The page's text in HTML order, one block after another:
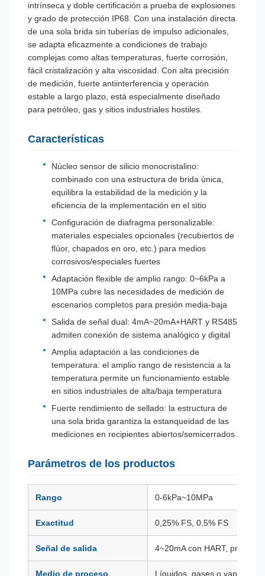
intrínseca y doble certificación a prueba de explosiones
y grado de protección IP68. Con una instalación directa
de una sola brida sin tuberías de impulso adicionales,
se adapta eficazmente a condiciones de trabajo
complejas como altas temperaturas, fuerte corrosión,
fácil cristalización y alta viscosidad. Con alta precisión
de medición, fuerte antiinterferencia y operación
estable a largo plazo, está especialmente diseñado
para petróleo, gas y sitios industriales hostiles.
Características
Núcleo sensor de silicio monocristalino:
combinado con una estructura de brida única,
equilibra la estabilidad de la medición y la
eficiencia de la implementación en el sitio
Configuración de diafragma personalizable:
materiales especiales opcionales (recubiertos de
flúor, chapados en oro, etc.) para medios
corrosivos/especiales fuertes
Adaptación flexible de amplio rango: 0~6kPa a
10MPa cubre las necesidades de medición de
escenarios completos para presión media-baja
Salida de señal dual: 4mA~20mA+HART y RS485
admiten conexión de sistema analógico y digital
Amplia adaptación a las condiciones de
temperatura: el amplio rango de resistencia a la
temperatura permite un funcionamiento estable
en sitios industriales de alta/baja temperatura
Fuerte rendimiento de sellado: la estructura de
una sola brida garantiza la estanqueidad de las
mediciones en recipientes abiertos/semicerrados.
Parámetros de los productos
Rango 0-6kPa~10MPa
Exactitud 0,25% FS, 0,5% FS
Señal de salida 4~20mA con HART,
Medio de proceso Líquidos, gases o vapor.